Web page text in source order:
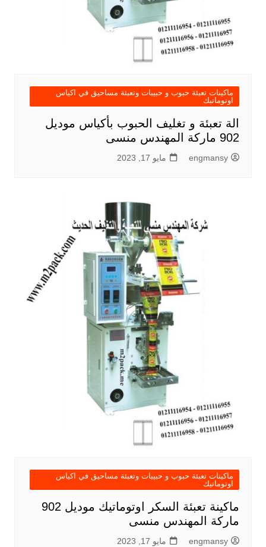
ماكينات تعبئة حبوب و حبيبات وتعبئة مساحيق في اكياس
اوتوماتيك
الة تعبئة و تغليف الحبوب بأكياس موديل
902 ماركة المهندس منسى
engmansy مايو 17, 2023
ماكينات تعبئة حبوب و حبيبات وتعبئة مساحيق في اكياس
اوتوماتيك
ماكينة تعبئة السكر اوتوماتيك موديل 902
ماركة المهندس منسى
engmansy مايو 17, 2023